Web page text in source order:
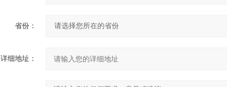
省份：
详细地址：